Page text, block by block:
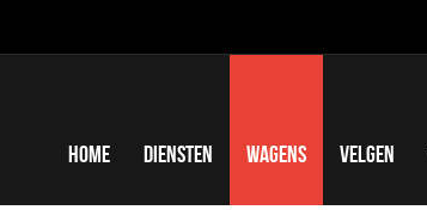
Home Diensten Wagens Velgen